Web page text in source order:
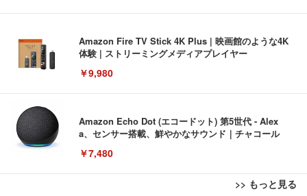
Amazon Fire TV Stick 4K Plus | 映画館のような4K
体験 | ストリーミングメディアプレイヤー
￥9,980
Amazon Echo Dot (エコードット) 第5世代 - Alex
a、センサー搭載、鮮やかなサウンド｜チャコール
￥7,480
>> もっと見る